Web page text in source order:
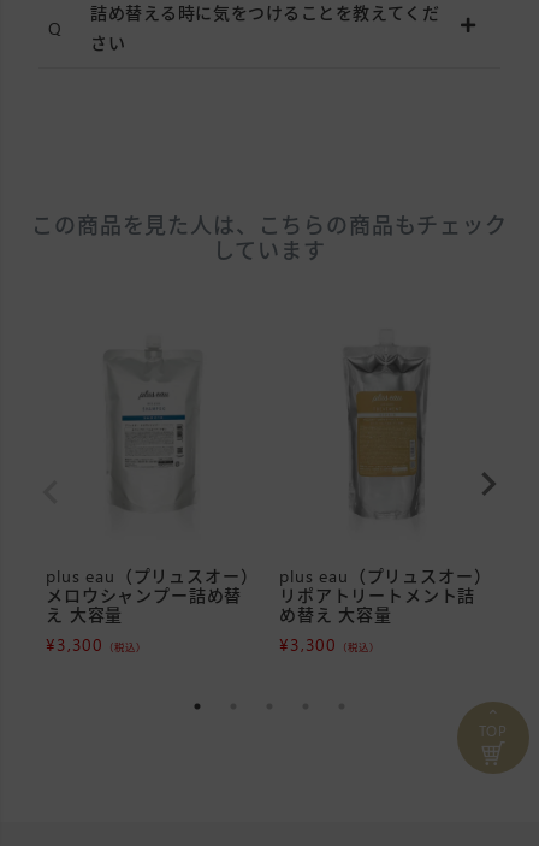
詰め替える時に気をつけることを教えてくだ
さい
この商品を見た人は、こちらの商品もチェック
しています
plus eau（プリュスオー）
メロウシャンプー詰め替
え 大容量
¥3,300 （税込）
plus eau（プリュスオー）
リポアトリートメント詰
め替え 大容量
¥3,300 （税込）
⌃
TOP